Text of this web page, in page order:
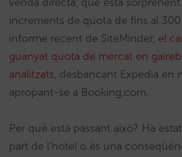
increments de quota de fins al 300
informe recent de SiteMinder, el
guanyat quota de mercat en
analitzats, desbancant Expedia en
apropant-se a Booking.com.
Per què està passant això? Ha
part de l’hotel o és una